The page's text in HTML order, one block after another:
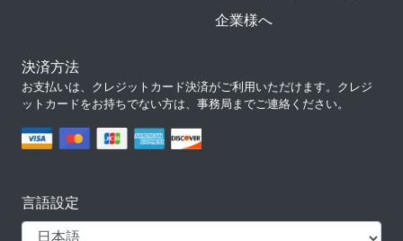
企業様へ
決済方法
お支払いは、クレジットカード決済がご利用いただけます。クレジ
ットカードをお持ちでない方は、事務局までご連絡ください。
言語設定